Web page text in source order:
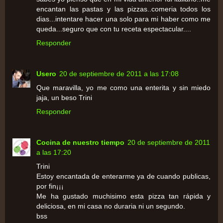
encantan las pastas y las pizzas..comeria todos los
dias...intentare hacer una solo para mi haber como me
queda...seguro que con tu receta espectacular....
Responder
Usero 20 de septiembre de 2011 a las 17:08
Que maravilla, yo me como una enterita y sin miedo
jaja, un beso Trini
Responder
Cocina de nuestro tiempo 20 de septiembre de 2011
a las 17:20
Trini
Estoy encantada de enterarme ya de cuando publicas,
por fin¡¡¡
Me ha gustado muchisimo esta pizza tan rápida y
deliciosa, en mi casa no duraria ni un segundo.
bss